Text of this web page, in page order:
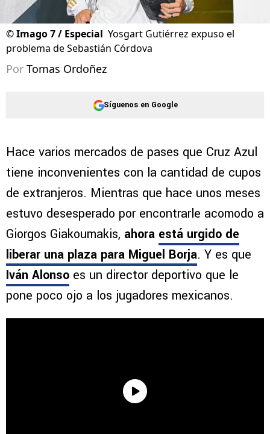
©Imago 7 / Especial Yosgart Gutiérrez expuso el
problema de Sebastián Córdova
Por Tomas Ordoñez
Síguenos en Google
Hace varios mercados de pases que Cruz Azul
tiene inconvenientes con la cantidad de cupos
de extranjeros. Mientras que hace unos meses
estuvo desesperado por encontrarle acomodo a
Giorgos Giakoumakis, ahora está urgido de
liberar una plaza para Miguel Borja. Y es que
Iván Alonso es un director deportivo que le
pone poco ojo a los jugadores mexicanos.